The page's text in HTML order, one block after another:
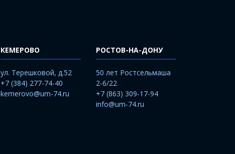
КЕМЕРОВО
ул. Терешковой, д.52
+7 (384) 277-74-40
kemerovo@um-74.ru
РОСТОВ-НА-ДОНУ
50 лет Ростсельмаша
2-6/22
+7 (863) 309-17-94
info@um-74.ru